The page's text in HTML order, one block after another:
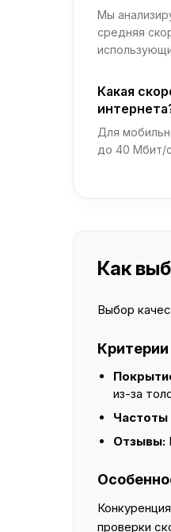
Мы
средняя
Какая
Для
до 40 Мбит/
Как
Выбор
из-за
Частоты
Отзывы:
проверки